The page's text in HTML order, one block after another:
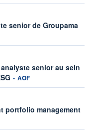
senior de Groupama
senior au sein
information fournie par
• AOF
portfolio management